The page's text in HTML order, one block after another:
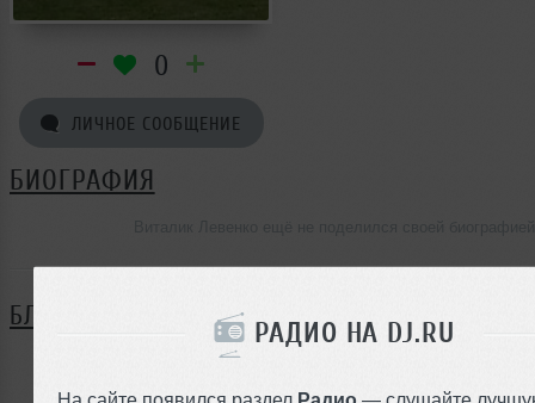
РАДИО НА DJ.RU
На сайте появился раздел Радио — слушайте
0
ЛИЧНОЕ СООБЩЕНИЕ
БИОГРАФИЯ
БЛОГ